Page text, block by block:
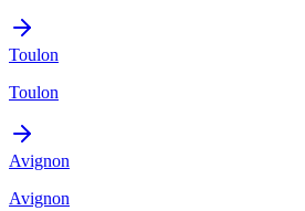
Toulon
Toulon
Avignon
Avignon